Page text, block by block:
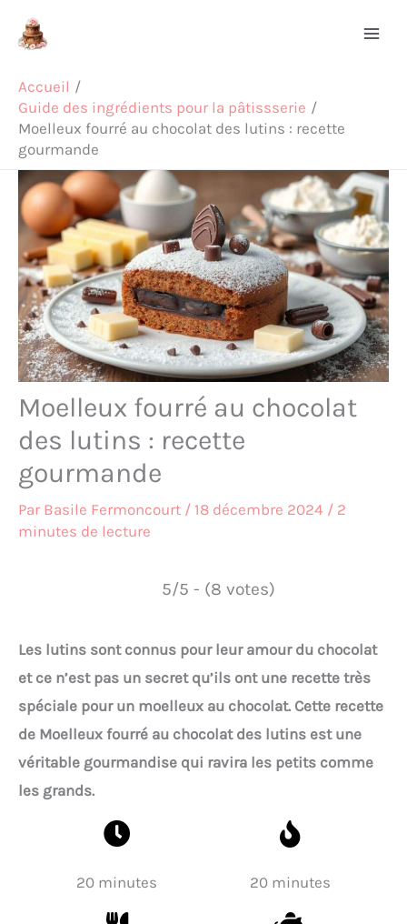
Accueil
Guide des ingrédients pour la pâtissserie
Moelleux fourré au chocolat des lutins : recette
gourmande
Moelleux fourré au chocolat
des lutins : recette
gourmande
Par Basile Fermoncourt / 18 décembre 2024 / 2
minutes de lecture
5/5 - (8 votes)
Les lutins sont connus pour leur amour du chocolat
et ce n’est pas un secret qu’ils ont une recette très
spéciale pour un moelleux au chocolat. Cette recette
de Moelleux fourré au chocolat des lutins est une
véritable gourmandise qui ravira les petits comme
les grands.
20 minutes 20 minutes
Rechercher